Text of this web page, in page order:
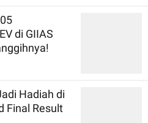
di GIIAS
Hadiah di
Final Result